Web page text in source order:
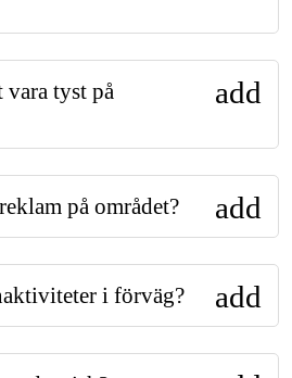
tyst på
add
på området? add
i förväg? add